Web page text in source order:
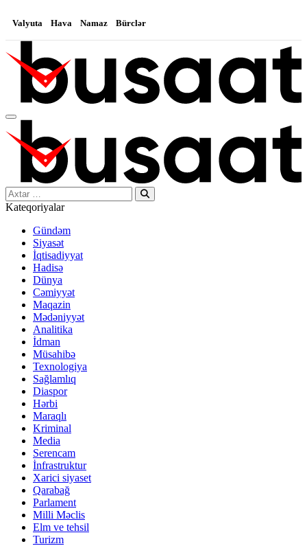
Valyuta Hava Namaz Bürclər
Search…
Kateqoriyalar
Gündəm
Siyasət
İqtisadiyyat
Hadisə
Dünya
Cəmiyyət
Maqazin
Mədəniyyət
Analitika
İdman
Müsahibə
Texnologiya
Sağlamlıq
Diaspor
Hərbi
Maraqlı
Kriminal
Media
Serencam
İnfrastruktur
Xarici siyaset
Qarabağ
Parlament
Milli Məclis
Elm ve tehsil
Turizm